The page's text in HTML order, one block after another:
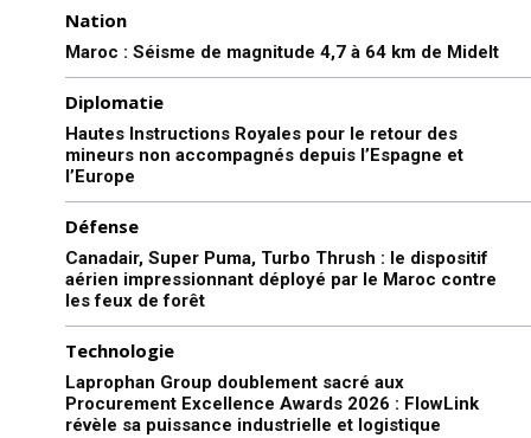
Nation
Maroc : Séisme de magnitude 4,7 à 64 km de Midelt
Diplomatie
Hautes Instructions Royales pour le retour des
mineurs non accompagnés depuis l’Espagne et
l’Europe
Défense
Canadair, Super Puma, Turbo Thrush : le dispositif
aérien impressionnant déployé par le Maroc contre
les feux de forêt
Technologie
Laprophan Group doublement sacré aux
Procurement Excellence Awards 2026 : FlowLink
révèle sa puissance industrielle et logistique